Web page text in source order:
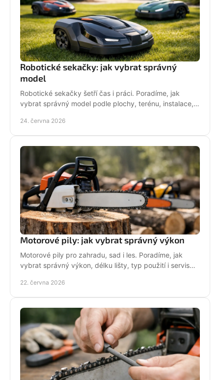
Robotické sekačky: jak vybrat správný
model
Robotické sekačky šetří čas i práci. Poradíme, jak
vybrat správný model podle plochy, terénu, instalace,
24. června 2026
Motorové pily: jak vybrat správný výkon
Motorové pily pro zahradu, sad i les. Poradíme, jak
vybrat správný výkon, délku lišty, typ použití i servis
22. června 2026